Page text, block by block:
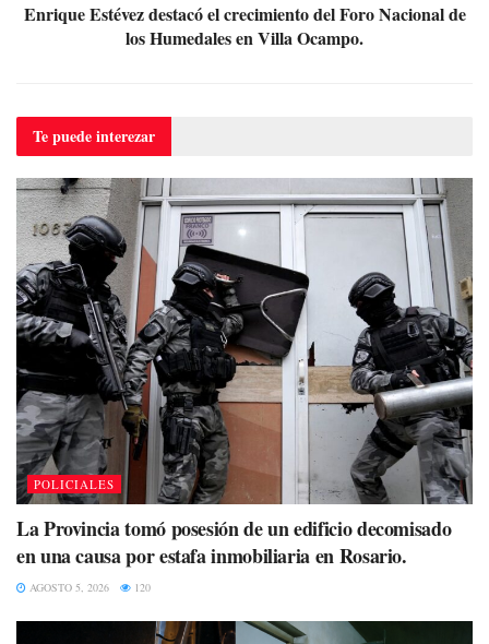
Enrique Estévez destacó el crecimiento del Foro Nacional de
los Humedales en Villa Ocampo.
Te puedeinterezar
POLICIALES
La Provincia tomó posesión de un edificio decomisado
en una causa por estafa inmobiliaria en Rosario.
AGOSTO 5, 2026 120